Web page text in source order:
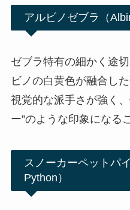
アルビノゼブラ（
ゼブラ特有の細かく途
ビノの白黄色が融合し
視覚的な派手さが強く
ー”のような印象になる
スノーカーペットパ
Python）